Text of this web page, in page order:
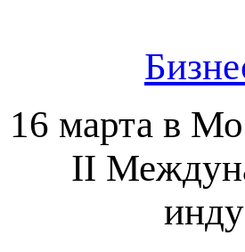
16 марта в
II